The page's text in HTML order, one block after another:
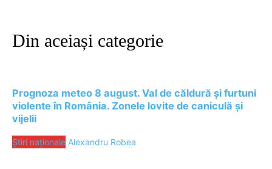
Din aceiași categorie
Prognoza meteo 8 august. Val de căldură și furtuni
violente în România. Zonele lovite de caniculă și
vijelii
Știri naționale Alexandru Robea